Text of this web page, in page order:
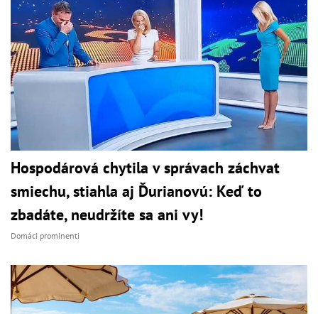
Hospodárová chytila v správach záchvat
smiechu, stiahla aj Ďurianovú: Keď to
zbadáte, neudržíte sa ani vy!
Domáci prominenti